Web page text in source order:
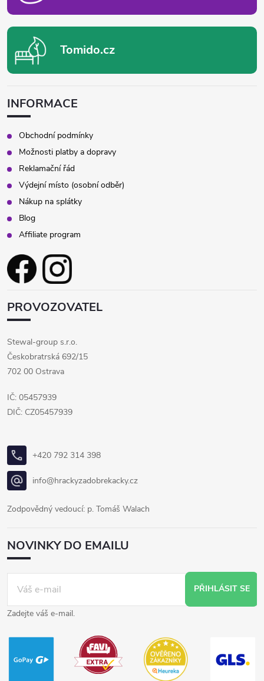
Tomido.cz
INFORMACE
Obchodní podmínky
Možnosti platby a dopravy
Reklamační řád
Výdejní místo (osobní odběr)
Nákup na splátky
Blog
Affiliate program
PROVOZOVATEL
Stewal-group s.r.o.
Českobratrská 692/15
702 00 Ostrava
IČ: 05457939
DIČ: CZ05457939
+420 792 314 398
info@hrackyzadobrekacky.cz
Zodpovědný vedoucí: p. Tomáš Walach
NOVINKY DO EMAILU
PŘIHLÁSIT SE
Zadejte váš e-mail.